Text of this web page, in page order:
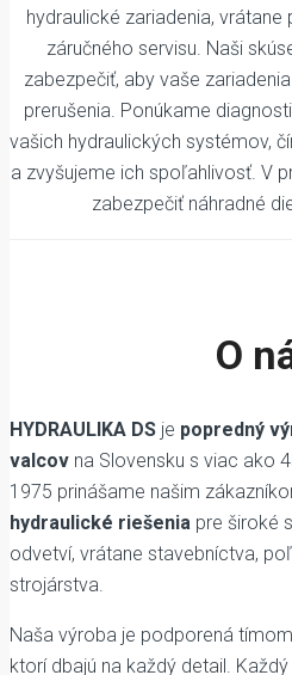
hydraulické zariadenia, vrátane
záručného servisu. Naši
zabezpečiť, aby vaše
prerušenia. Ponúkame
vašich hydraulických systémov,
a zvyšujeme ich spoľahlivosť. V
zabezpečiť náhradné
O
HYDRAULIKA DS je popredný
valcov na Slovensku s viac ako
1975 prinášame našim
hydraulické riešenia pre široké
odvetví, vrátane stavebníctva,
strojárstva.
Naša výroba je podporená
ktorí dbajú na každý detail. Každý